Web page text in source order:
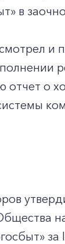
в
и
отчет о
за